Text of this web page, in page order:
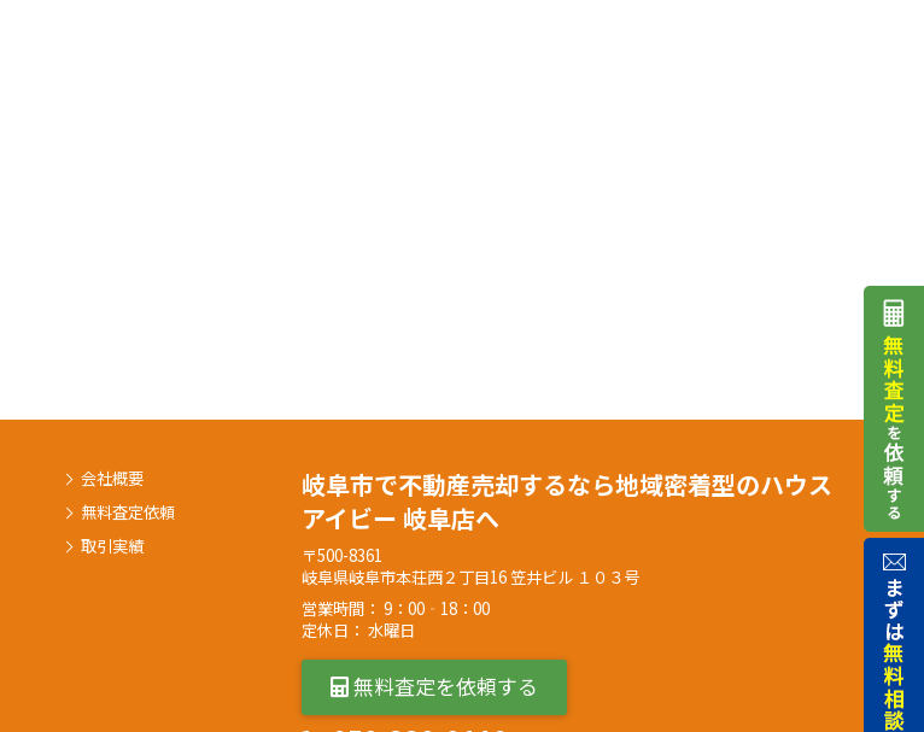
会社概要
無料査定依頼
取引実績
岐阜市で不動産売却するなら地域密着型のハウス
アイビー 岐阜店へ
〒500-8361
岐阜県岐阜市本荘西２丁目16 笠井ビル １０３号
営業時間： 9：00‐18：00
定休日： 水曜日
無料査定を依頼する